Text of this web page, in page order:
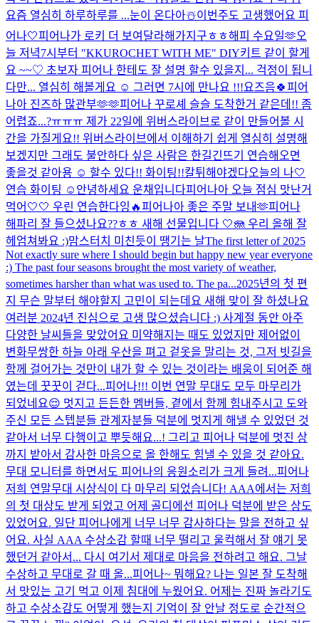
요즘 열심히 하루하루를 ...눈이 온다아☃️​이번주도 고생했어요 피
어나🤍피어나가 로키 더 보여달라해가지구ㅎㅎ해피 수요일🫶오
늘 저녁7시부터 "KKUROCHET WITH ME" DIY키트 같이 할게
요 ~~♡ 초보자 피어나 한테도 잘 설명 할수 있을지... 걱정이 됩니
다만... 열심히 해볼게요 ☺️ 그러면 7시에 만나요 !!!요즈음🍀피어
나아 진즈하 많관부🫶🫶피어나 꾸로셰 슬슬 도착한거 같은데!! 좀
어렵죠...?ㅠㅠㅠ 제가 22일에 위버스라이브로 같이 만들어볼 시
간을 가질게요!! 위버스라이브에서 이해하기 쉽게 열심히 설명해
보겠지만 그래도 불안하다 싶은 사람은 한길긴뜨기 연습해오면
좋을것 같아용 ☺️ 할수 있다!! 화이팅!!칼튀해야겠다오늘의 나🤍
연습 화이팅 ☺️ 안녕하세요 운채입니다피어나아 오늘 점심 맛난거
먹어🤍🤍 우린 연습한다잉🔥피어나아 좋은 주말 보내🫶피어나
해파리 잘 들으셨나요??ㅎㅎ 새해 선물입니다 🤍🪼 우리 올해 잘
헤엄쳐봐요 :)맘스터치 미친듯이 땡기는 날The first letter of 2025
Not exactly sure where I should begin but happy new year everyone
:) The past four seasons brought the most variety of weather,
sometimes harsher than what was used to. The pa...2025년의 첫 편
지 무슨 말부터 해야할지 고민이 되는데요 새해 맞이 잘 하셨나요
여러분 2024년 진심으로 고생 많으셨습니다 :) 사계절 동안 아주
다양한 날씨들을 맞았어요 미약해지는 때도 있었지만 제어없이
변화무쌍한 하늘 아래 우산을 펴고 겉옷을 말리는 것, 그저 빗길을
함께 걸어가는 것만이 내가 할 수 있는 것이라는 배움이 되어준 해
였는데 꿋꿋이 걷다...피어나!!! 이번 연말 무대도 모두 마무리가
되었네요😌 멋지고 든든한 멤버들, 곁에서 함께 힘내주시고 도와
주신 모든 스텝분들 관계자분들 덕분에 멋지게 해낼 수 있었던 것
같아서 너무 다행이고 뿌듯해요...! 그리고 피어나 덕분에 멋진 상
까지 받아서 감사한 마음으로 올 한해도 힘낼 수 있을 것 같아요.
무대 모니터를 하면서도 피어나의 응원소리가 크게 들려...피어나
저희 연말무대 시상식이 다 마무리 되었습니다! AAA에서는 저희
의 첫 대상도 받게 되었고 어제 골디에선 피어나 덕분에 받은 상도
있었어요. 일단 피어나에게 너무 너무 감사하다는 말을 전하고 싶
어요. 사실 AAA 수상소감 할때 너무 떨리고 울컥해서 잘 얘기 못
했던거 같아서... 다시 여기서 제대로 마음을 전하려고 해요. 그날
수상하고 무대로 갈 때 올...피어나~ 뭐해요? 나는 일본 잘 도착해
서 맛있는 고기 먹고 이제 침대에 누웠어요. 어제는 진짜 놀라기도
하고 수상소감도 어떻게 했는지 기억이 잘 안날 정도로 순간적으